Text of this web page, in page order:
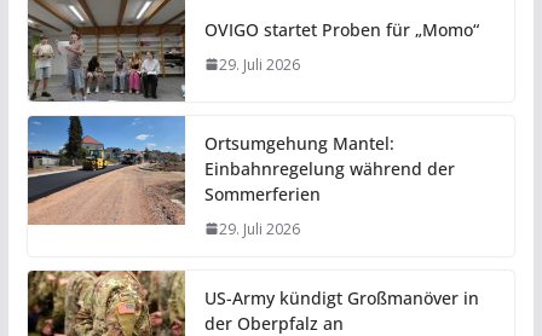
OVIGO startet Proben für „Momo“
29. Juli 2026
Ortsumgehung Mantel:
Einbahnregelung während der
Sommerferien
29. Juli 2026
US-Army kündigt Großmanöver in
der Oberpfalz an